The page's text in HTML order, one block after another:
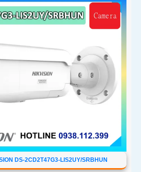
DS-2CD2T47G3-LIS2UY/SRBHUN